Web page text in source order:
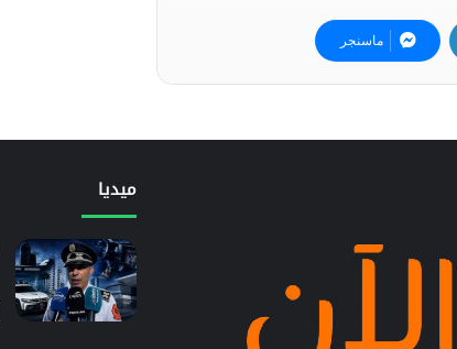
ماسنجر
ميديا